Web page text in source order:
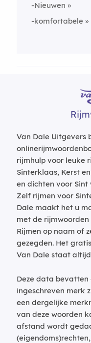
-Nieuwen
-komfortabele
Van Dale Uitgevers
rijmhulp voor leuke
Sinterklaas, Kerst
en dichten voor Sint
Zelf rijmen voor
Dale maakt het u
met de
Rijmen op naam of
gezegden. Het
Van Dale staat
Deze data
ingeschreven merk
een dergelijke
van deze woorden
afstand wordt